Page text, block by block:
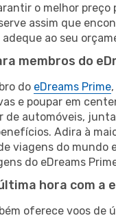
o melhor preço
assim que
ao seu
membros do
do eDreams Prime
e poupar em
de automóveis,
Adira à
viagens do mundo
do eDreams
hora com a
oferece voos de